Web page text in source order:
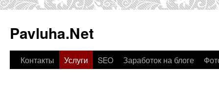
Pavluha.Net
Контакты Услуги SEO Заработок на блоге